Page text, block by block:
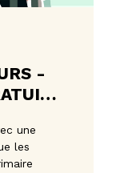
-
une
les